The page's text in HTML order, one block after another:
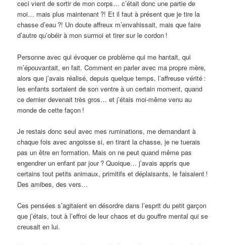
ceci vient de sortir de mon corps… c’était donc une partie de
moi… mais plus maintenant ?! Et il faut à présent que je tire la
chasse d’eau ?! Un doute affreux m’envahissait, mais que faire
d’autre qu’obéir à mon surmoi et tirer sur le cordon !
Personne avec qui évoquer ce problème qui me hantait, qui
m’épouvantait, en fait. Comment en parler avec ma propre mère,
alors que j’avais réalisé, depuis quelque temps, l’affreuse vérité :
les enfants sortaient de son ventre à un certain moment, quand
ce dernier devenait très gros… et j’étais moi-même venu au
monde de cette façon !
Je restais donc seul avec mes ruminations, me demandant à
chaque fois avec angoisse si, en tirant la chasse, je ne tuerais
pas un être en formation. Mais on ne peut quand même pas
engendrer un enfant par jour ? Quoique… j’avais appris que
certains tout petits animaux, primitifs et déplaisants, le faisaient !
Des amibes, des vers…
Ces pensées s’agitaient en désordre dans l’esprit du petit garçon
que j’étais, tout à l’effroi de leur chaos et du gouffre mental qui se
creusait en lui.